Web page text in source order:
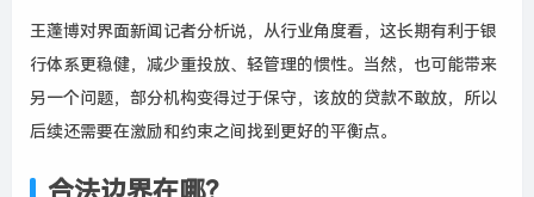
王蓬博对界面新闻记者分析说，从行业角度看，这长期有利于银
行体系更稳健，减少重投放、轻管理的惯性。当然，也可能带来
另一个问题，部分机构变得过于保守，该放的贷款不敢放，所以
后续还需要在激励和约束之间找到更好的平衡点。